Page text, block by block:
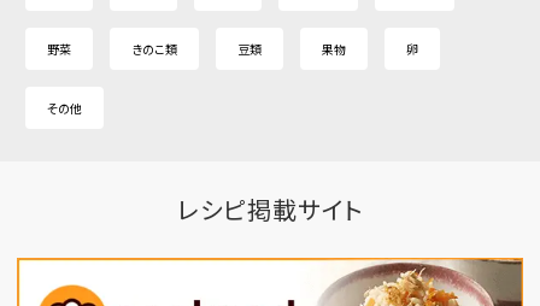
野菜 きのこ類 豆類 果物 卵
その他
レシピ掲載サイト